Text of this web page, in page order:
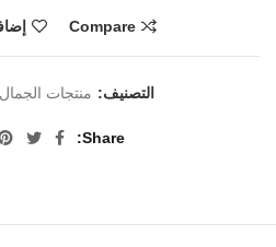
Compare
التصنيف: منتجات
Share